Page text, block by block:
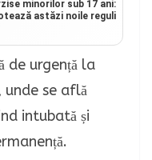
minorilor sub 17 ani:
astăzi noile reguli
de urgență la
se află
intubată și